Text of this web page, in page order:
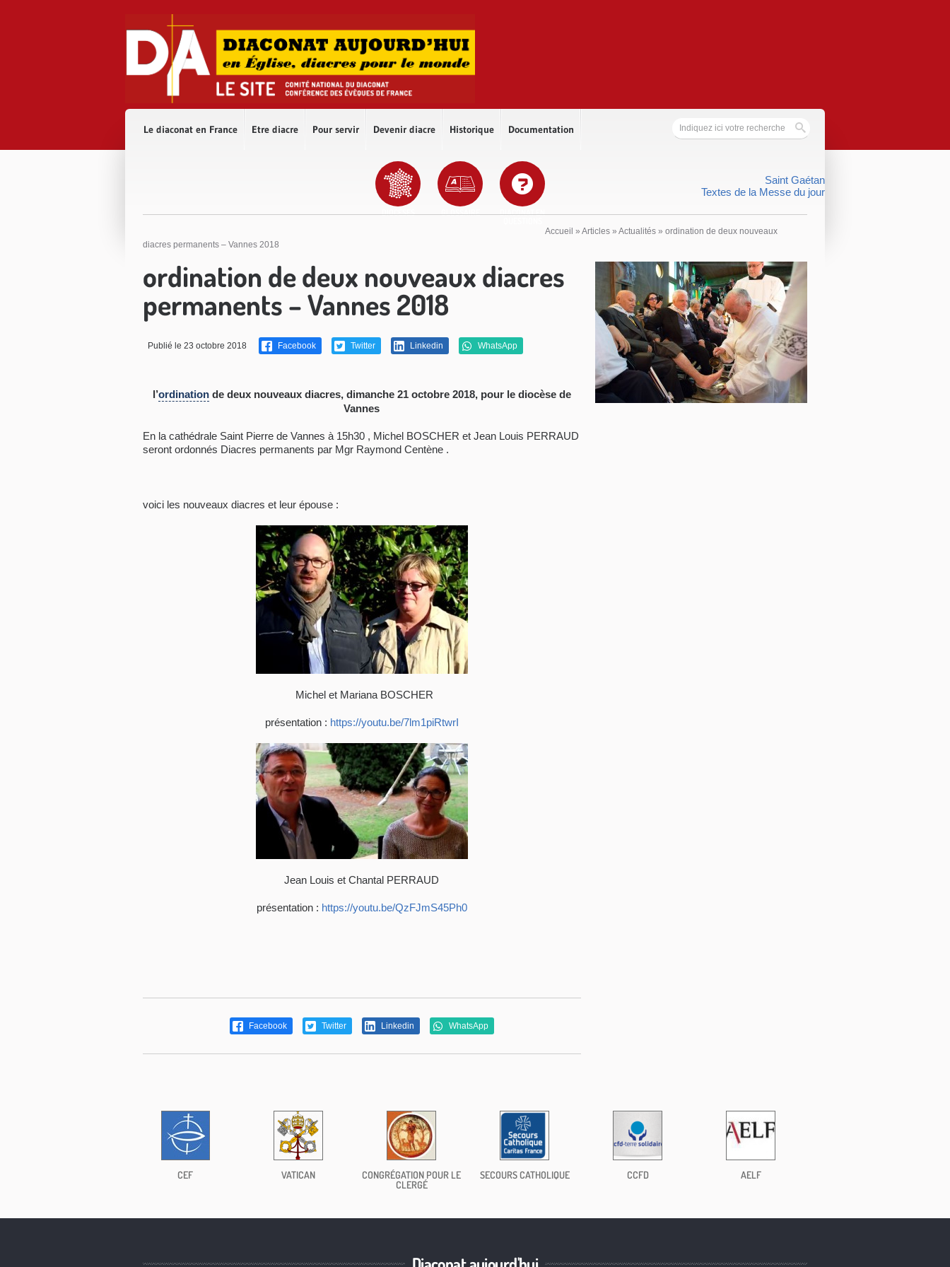
Le diaconat en France Etre diacre Pour servir Devenir diacre Historique Documentation
DIOCÈSES GLOSSAIRE
DIACONAT EN
Saint Gaétan
Textes de la Messe du jour
Accueil » Articles » Actualités » ordination de deux nouveaux
diacres permanents – Vannes 2018
ordination de deux nouveaux diacres
permanents – Vannes 2018
Publié le 23 octobre 2018 Facebook Twitter Linkedin WhatsApp
l’ordinationde deux nouveaux diacres, dimanche 21 octobre 2018, pour le diocèse de
Vannes
En la cathédrale Saint Pierre de Vannes à 15h30 , Michel BOSCHER et Jean Louis PERRAUD
seront ordonnés Diacres permanents par Mgr Raymond Centène .
voici les nouveaux diacres et leur épouse :
Michel et Mariana BOSCHER
présentation : https://youtu.be/7lm1piRtwrI
Jean Louis et Chantal PERRAUD
présentation : https://youtu.be/QzFJmS45Ph0
Facebook Twitter Linkedin WhatsApp
CEF VATICAN
CONGRÉGATION POUR LE
CLERGÉ
SECOURS CATHOLIQUE CCFD AELF
Diaconat aujourd'hui